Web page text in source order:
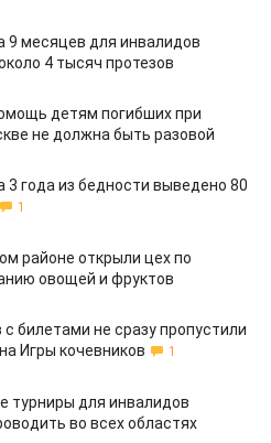
9 месяцев для инвалидов
4 тысяч протезов
детям погибших при
не должна быть разовой
3 года из бедности выведено 80
1
районе открыли цех по
овощей и фруктов
с билетами не сразу пропустили
Игры кочевников
1
турниры для инвалидов
во всех областях